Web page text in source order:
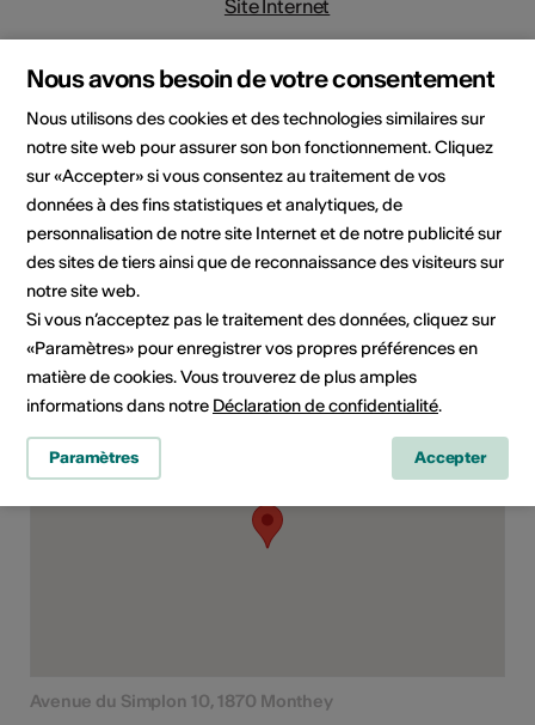
Site Internet
Domaine
Type d'événement
Spectacle
Classe d'âge
Tout public
Public cible
Lieu de l'événement
Avenue du Simplon 10, 1870 Monthey
Nous avons besoin de votre consentement
Nous utilisons des cookies et des technologies similaires sur
notre site web pour assurer son bon fonctionnement. Cliquez
sur «Accepter» si vous consentez au traitement de vos
données à des fins statistiques et analytiques, de
personnalisation de notre site Internet et de notre publicité sur
des sites de tiers ainsi que de reconnaissance des visiteurs sur
notre site web.
Si vous n’acceptez pas le traitement des données, cliquez sur
«Paramètres» pour enregistrer vos propres préférences en
matière de cookies. Vous trouverez de plus amples
informations dans notre Déclaration de confidentialité.
Paramètres Accepter